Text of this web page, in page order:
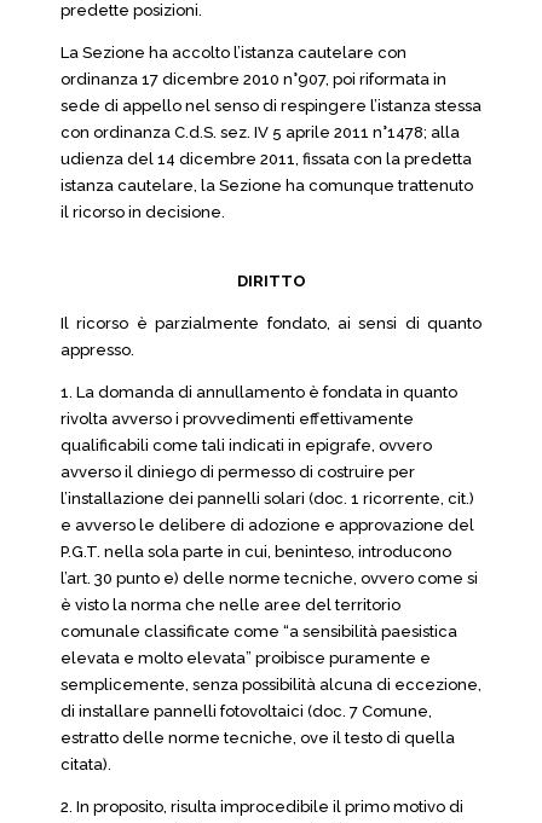
predette posizioni.
La Sezione ha accolto l’istanza cautelare con
ordinanza 17 dicembre 2010 n°907, poi riformata in
sede di appello nel senso di respingere l’istanza stessa
con ordinanza C.d.S. sez. IV 5 aprile 2011 n°1478; alla
udienza del 14 dicembre 2011, fissata con la predetta
istanza cautelare, la Sezione ha comunque trattenuto
il ricorso in decisione.
DIRITTO
Il ricorso è parzialmente fondato, ai sensi di quanto
appresso.
1. La domanda di annullamento è fondata in quanto
rivolta avverso i provvedimenti effettivamente
qualificabili come tali indicati in epigrafe, ovvero
avverso il diniego di permesso di costruire per
l’installazione dei pannelli solari (doc. 1 ricorrente, cit.)
e avverso le delibere di adozione e approvazione del
P.G.T. nella sola parte in cui, beninteso, introducono
l’art. 30 punto e) delle norme tecniche, ovvero come si
è visto la norma che nelle aree del territorio
comunale classificate come “a sensibilità paesistica
elevata e molto elevata” proibisce puramente e
semplicemente, senza possibilità alcuna di eccezione,
di installare pannelli fotovoltaici (doc. 7 Comune,
estratto delle norme tecniche, ove il testo di quella
citata).
2. In proposito, risulta improcedibile il primo motivo di